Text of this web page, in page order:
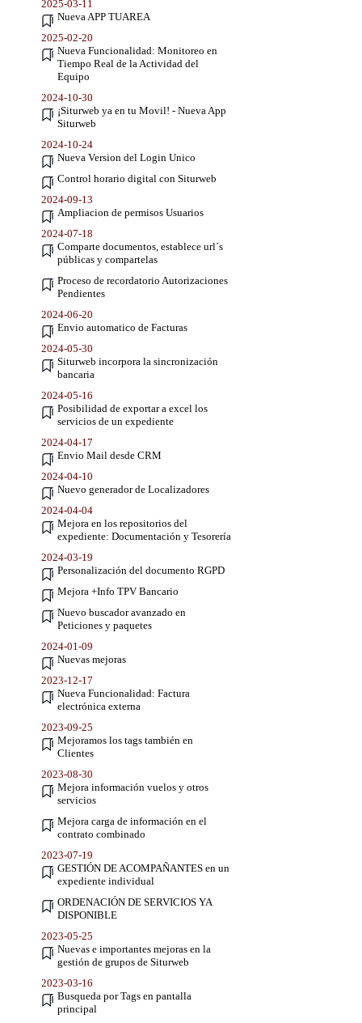
2025-03-11
Nueva APP TUAREA
2025-02-20
Nueva Funcionalidad: Monitoreo en
Tiempo Real de la Actividad del
Equipo
2024-10-30
¡Siturweb ya en tu Movil! - Nueva App
Siturweb
2024-10-24
Nueva Version del Login Unico
Control horario digital con Siturweb
2024-09-13
Ampliacion de permisos Usuarios
2024-07-18
Comparte documentos, establece url´s
públicas y compartelas
Proceso de recordatorio Autorizaciones
Pendientes
2024-06-20
Envio automatico de Facturas
2024-05-30
Siturweb incorpora la sincronización
bancaria
2024-05-16
Posibilidad de exportar a excel los
servicios de un expediente
2024-04-17
Envio Mail desde CRM
2024-04-10
Nuevo generador de Localizadores
2024-04-04
Mejora en los repositorios del
expediente: Documentación y Tesorería
2024-03-19
Personalización del documento RGPD
Mejora +Info TPV Bancario
Nuevo buscador avanzado en
Peticiones y paquetes
2024-01-09
Nuevas mejoras
2023-12-17
Nueva Funcionalidad: Factura
electrónica externa
2023-09-25
Mejoramos los tags también en
Clientes
2023-08-30
Mejora información vuelos y otros
servicios
Mejora carga de información en el
contrato combinado
2023-07-19
GESTIÓN DE ACOMPAÑANTES en un
expediente individual
ORDENACIÓN DE SERVICIOS YA
DISPONIBLE
2023-05-25
Nuevas e importantes mejoras en la
gestión de grupos de Siturweb
2023-03-16
Busqueda por Tags en pantalla
principal